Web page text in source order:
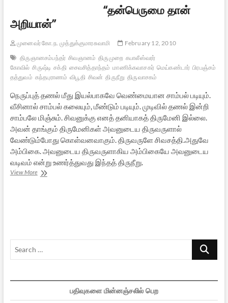
“தன்பெருமை தான்
அறியான்”
முனைவர் கோ.ந. முத்துக்குமாரசுவாமி
February 12, 2010
திருஞானசம்பந்தர் சிவஞானம் திருமுறை கபாலீஸ்வரர்
கோவில் சிருஷ்டி சக்தி சைவசித்தாந்தம் மாணிக்கவாசகர் மெய்கண்டார் பிரபஞ்சம்
தத்துவம் கந்தபுராணம் விபூதி சிவன் திருநீறு திருவாசகம்
நெருப்புத் தணல் மீது இயல்பாகவே வெண்மையான சாம்பல் படியும்.
வீசினால் சாம்பல் கலையும், மீண்டும் படியும். முடிவில் தணல் இன்றி
சாம்பலே மிஞ்சும். சிவனுக்கு எனத் தனியாகத் திருமேனி இல்லை.
அவன் தாங்கும் திருமேனிகள் அவனுடைய திருவருளால்
வேண்டும்போது கொள்வனவாகும். திருவருளே சிவசத்தி.அதுவே
அம்பிகை. அவனுடைய திருவருளாகிய அம்பிகையே அவனுடைய
வடிவம் என்று உணர்த்துவது இந்தத் திருநீறு.
View More“தன்பெருமை
Search
பதிவுகளை மின்னஞ்சலில் பெற